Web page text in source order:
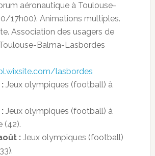
aéronautique à Toulouse-
17h00). Animations multiples.
Association des usagers de
Balma-Lasbordes
lasbordes
Jeux olympiques (football) à
Jeux olympiques (football) à
(42).
:Jeux olympiques (football)